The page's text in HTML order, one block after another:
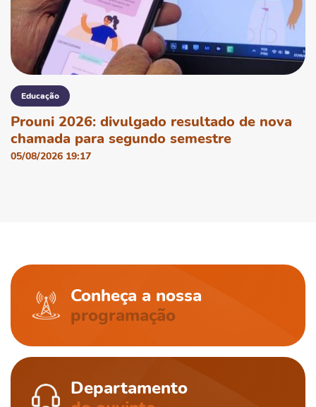
Educação
Prouni 2026: divulgado resultado de nova
chamada para segundo semestre
05/08/2026 19:17
Conheça a nossa
programação
Departamento